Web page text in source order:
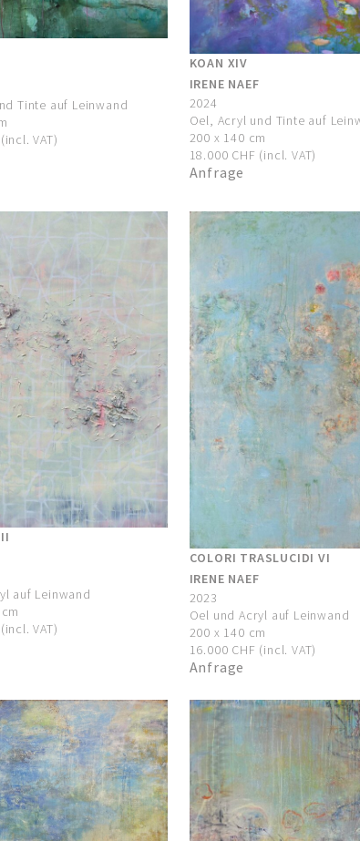
Tinte auf Leinwand
VAT)
KOAN XIV
IRENE NAEF
2024
Oel, Acryl und Tinte auf
200 x 140 cm
18.000 CHF (incl. VAT)
Anfrage
auf Leinwand
VAT)
COLORI TRASLUCIDI VI
IRENE NAEF
2023
Oel und Acryl auf Leinwand
200 x 140 cm
16.000 CHF (incl. VAT)
Anfrage